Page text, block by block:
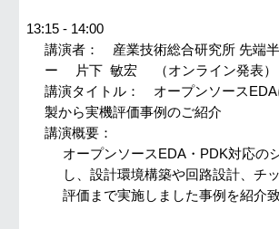
13:15 - 14:00
講演者： 産業技術総合研究所 先端
ー
片下 敏宏
（オンライン発表）
講演タイトル： オープンソース
製から実機評価事例のご紹介
講演概要：
オープンソースEDA・PDK対応の
し、設計環境構築や回路設計、チ
評価まで実施しました事例を紹介